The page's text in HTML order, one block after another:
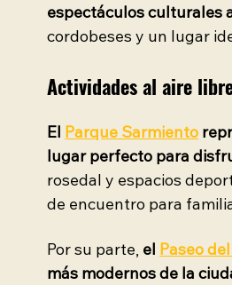
espectáculos culturales
cordobeses y un lugar
Actividades al aire
El Parque Sarmiento
lugar perfecto para
rosedal y espacios
de encuentro para
Por su parte, el Paseo
más modernos de la